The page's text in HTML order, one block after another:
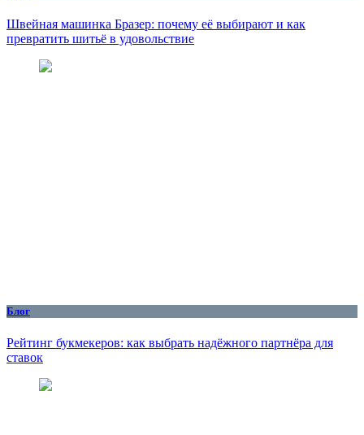
Швейная машинка Бразер: почему её выбирают и как
превратить шитьё в удовольствие
Блог
Рейтинг букмекеров: как выбрать надёжного партнёра для
ставок